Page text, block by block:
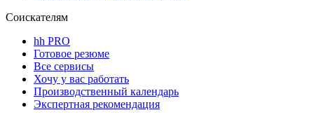
Соискателям
hh PRO
Готовое резюме
Все сервисы
Хочу у вас работать
Производственный календарь
Экспертная рекомендация